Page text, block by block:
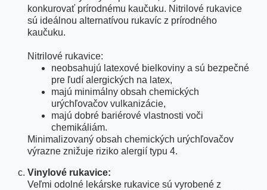
konkurovať prírodnému kaučuku. Nitrilové rukavice
sú ideálnou alternatívou rukavíc z prírodného
kaučuku.
Nitrilové rukavice:
neobsahujú latexové bielkoviny a sú bezpečné
pre ľudí alergických na latex,
majú minimálny obsah chemických
urýchľovačov vulkanizácie,
majú dobré bariérové vlastnosti voči
chemikáliám.
Minimalizovaný obsah chemických urýchľovačov
výrazne znižuje riziko alergií typu 4.
Vinylové rukavice:
Veľmi odolné lekárske rukavice sú vyrobené z